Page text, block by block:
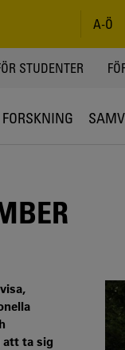
A-Ö
STUDENTER
FORSKNING
att ta sig